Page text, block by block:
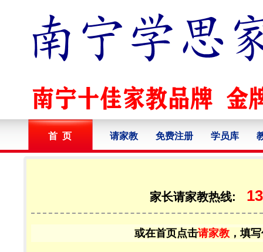
首 页 请家教 免费注册 学员库
家长请家教热线:
或在首页点击请家教 ，填